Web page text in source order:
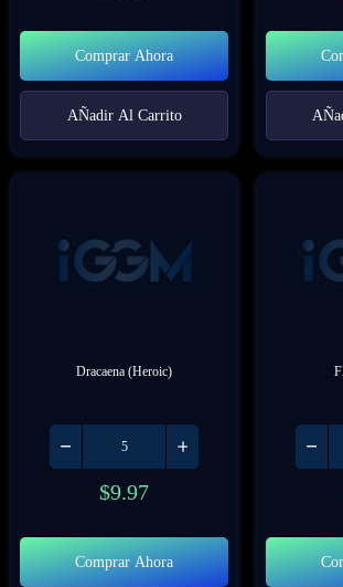
Comprar Ahora
AÑadir Al Carrito
Dracaena (Heroic)
$9.97
Comprar Ahora